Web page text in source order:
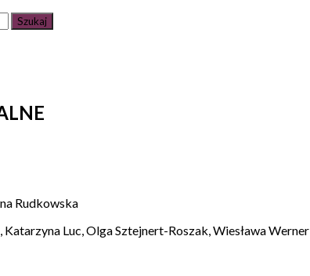
Rudkowska
Luc, Olga Sztejnert-Roszak, Wiesława Werner